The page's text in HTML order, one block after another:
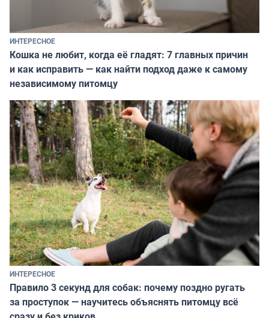
ИНТЕРЕСНОЕ
Кошка не любит, когда её гладят: 7 главных причин
и как исправить — как найти подход даже к самому
независимому питомцу
ИНТЕРЕСНОЕ
Правило 3 секунд для собак: почему поздно ругать
за проступок — научитесь объяснять питомцу всё